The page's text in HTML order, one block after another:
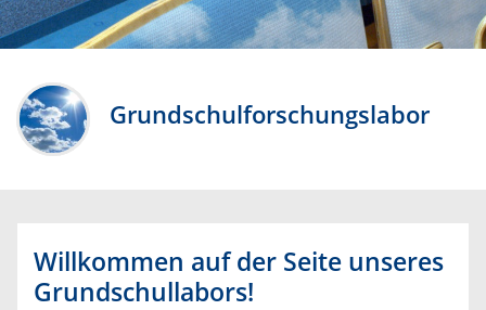
Grundschulforschungslabor
Willkommen auf der Seite unseres
Grundschullabors!